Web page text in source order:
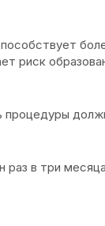
риск
процедуры
в три